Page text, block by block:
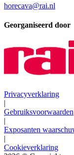
horecava@rai.nl
Georganiseerd door
Privacyverklaring
|
Gebruiksvoorwaarden
|
Exposanten
|
Cookieverklaring